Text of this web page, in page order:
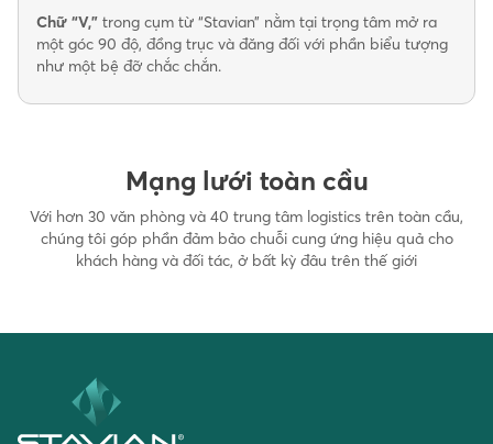
Chữ “V,” trong cụm từ “Stavian” nằm tại trọng tâm mở ra
một góc 90 độ, đồng trục và đăng đối với phần biểu tượng
như một bệ đỡ chắc chắn.
Mạng lưới toàn cầu
Với hơn 30 văn phòng và 40 trung tâm logistics trên toàn cầu,
chúng tôi góp phần đảm bảo chuỗi cung ứng hiệu quả cho
khách hàng và đối tác, ở bất kỳ đâu trên thế giới